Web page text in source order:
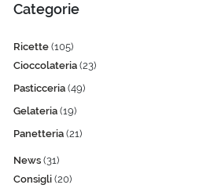
Categorie
Ricette (105)
Cioccolateria (23)
Pasticceria (49)
Gelateria (19)
Panetteria (21)
News (31)
Consigli (20)